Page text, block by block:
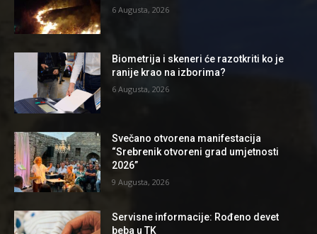
6 Augusta, 2026
Biometrija i skeneri će razotkriti ko je
ranije krao na izborima?
6 Augusta, 2026
Svečano otvorena manifestacija
“Srebrenik otvoreni grad umjetnosti
2026”
9 Augusta, 2026
Servisne informacije: Rođeno devet
beba u TK